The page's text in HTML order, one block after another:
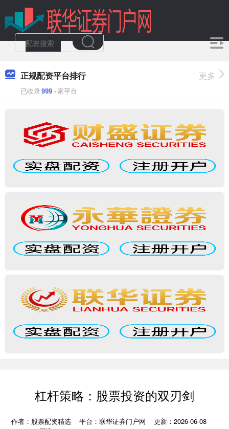
正规配资平台排行
已收录999+家平台
更多
杠杆策略：股票投资的双刃剑
作者：股票配资精选 平台：联华证券门户网
更新：2026-06-08